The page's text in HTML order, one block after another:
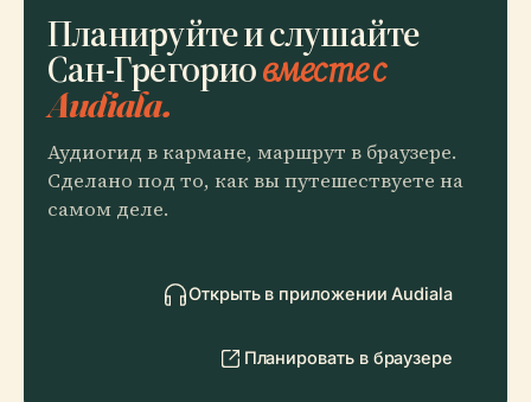
Планируйте и слушайте
Сан-Грегориовместе с
Audiala.
Аудиогид в кармане, маршрут в браузере.
Сделано под то, как вы путешествуете на
самом деле.
Открыть в приложении Audiala
Планировать в браузере